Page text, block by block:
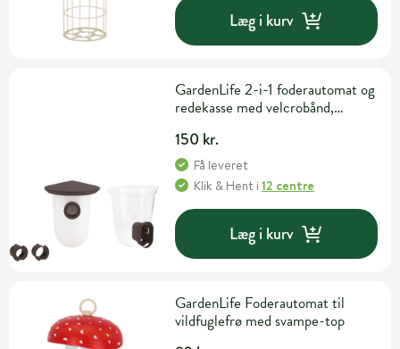
Læg i kurv
GardenLife 2-i-1 foderautomat og
redekasse med velcrobånd,
150 kr.
Få leveret
Klik & Hent i12 centre
Læg i kurv
GardenLife Foderautomat til
vildfuglefrø med svampe-top